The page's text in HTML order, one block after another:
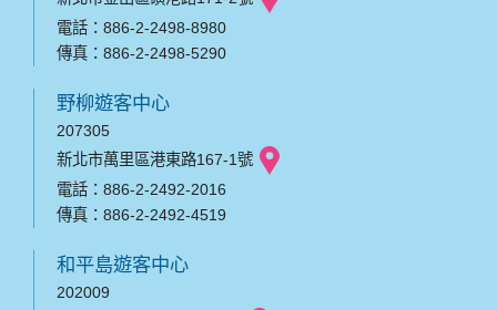
電話：886-2-2498-8980
傳真：886-2-2498-5290
野柳遊客中心
207305
新北市萬里區港東路167-1號
電話：886-2-2492-2016
傳真：886-2-2492-4519
和平島遊客中心
202009